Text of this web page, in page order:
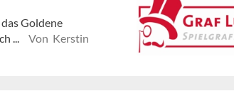
Goldene
...
Von Kerstin